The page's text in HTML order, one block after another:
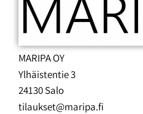
MARIPA OY
Ylhäistentie 3
24130 Salo
tilaukset@maripa.fi